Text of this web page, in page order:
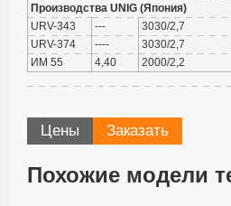
Производства UNIG (Япония)
URV-343
--- 3030/2,7
URV-374
---- 3030/2,7
ИМ 55
4,40 2000/2,2
Цены Заказать
Похожие модели